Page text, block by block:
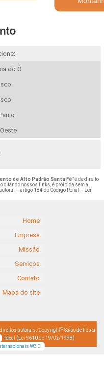
do Ó
de Alto Padrão Santa Fé" é de direito
citando nossos links, é proibida sem a
– artigo 184 do Código Penal –
Lei
Home
Empresa
Missão
Serviços
Contato
Mapa do site
autorais. Copyright© Salão de Festa
Ideal (Lei 9610 de 19/02/1998)